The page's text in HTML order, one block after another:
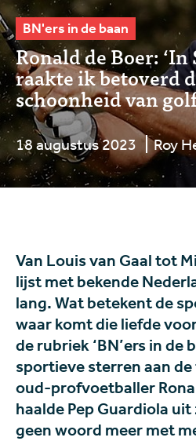
BN'ers in de baan
Ronald de Boer:
raakte ik betoverd
schoonheid van
18 augustus 2023 Roy
Van Louis van Gaal tot
lijst met bekende
lang. Wat betekent de
waar komt die liefde
de rubriek ‘BN’ers in de
sportieve sterren aan
oud-profvoetballer
haalde Pep Guardiola
geen woord meer met